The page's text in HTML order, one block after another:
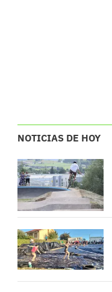
NOTICIAS DE HOY